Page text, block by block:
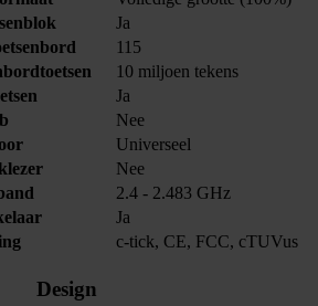
Ja
115
10 miljoen tekens
Ja
Nee
Universeel
Nee
2.4 - 2.483 GHz
Ja
c-tick, CE, FCC, cTUVus
Design